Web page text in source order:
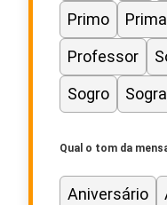
Primo
Prima
Professor
Sogro
Sogra
Qual o tom da
Aniversário